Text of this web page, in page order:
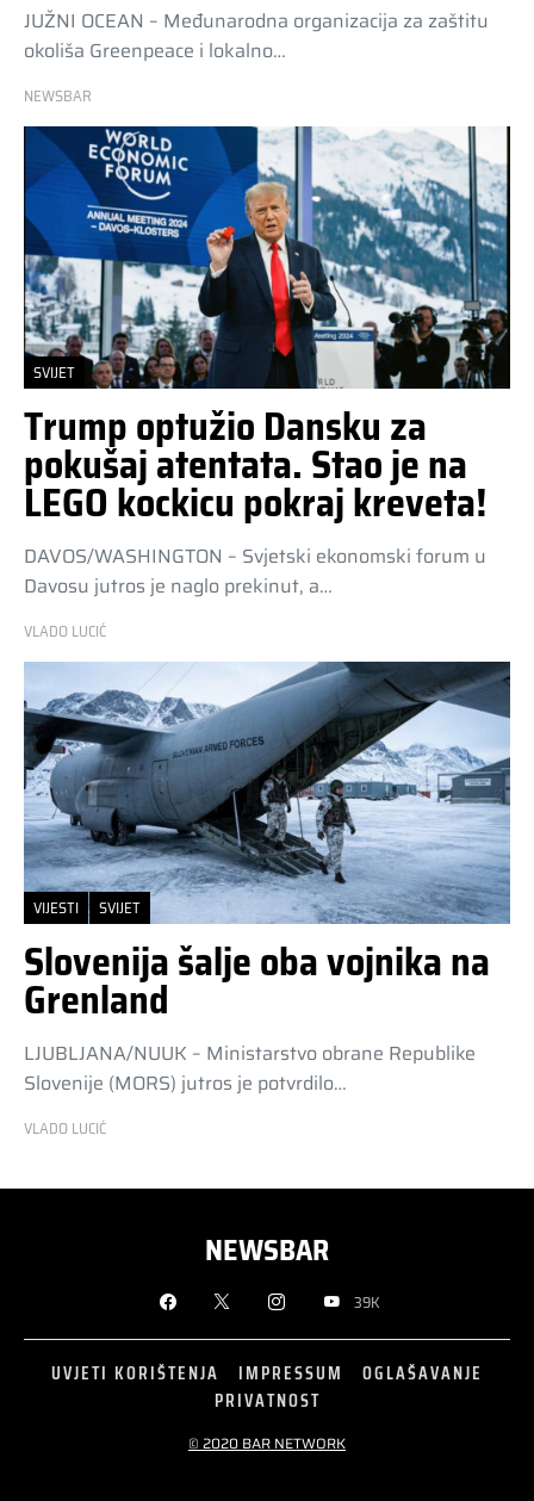
JUŽNI OCEAN – Međunarodna organizacija za zaštitu
okoliša Greenpeace i lokalno…
NEWSBAR
SVIJET
Trump optužio Dansku za
pokušaj atentata. Stao je na
LEGO kockicu pokraj kreveta!
DAVOS/WASHINGTON – Svjetski ekonomski forum u
Davosu jutros je naglo prekinut, a…
VLADO LUCIĆ
VIJESTI SVIJET
Slovenija šalje oba vojnika na
Grenland
LJUBLJANA/NUUK – Ministarstvo obrane Republike
Slovenije (MORS) jutros je potvrdilo…
VLADO LUCIĆ
NEWSBAR
39K
UVJETI KORIŠTENJA IMPRESSUM
OGLAŠAVANJE
PRIVATNOST
© 2020 BAR NETWORK